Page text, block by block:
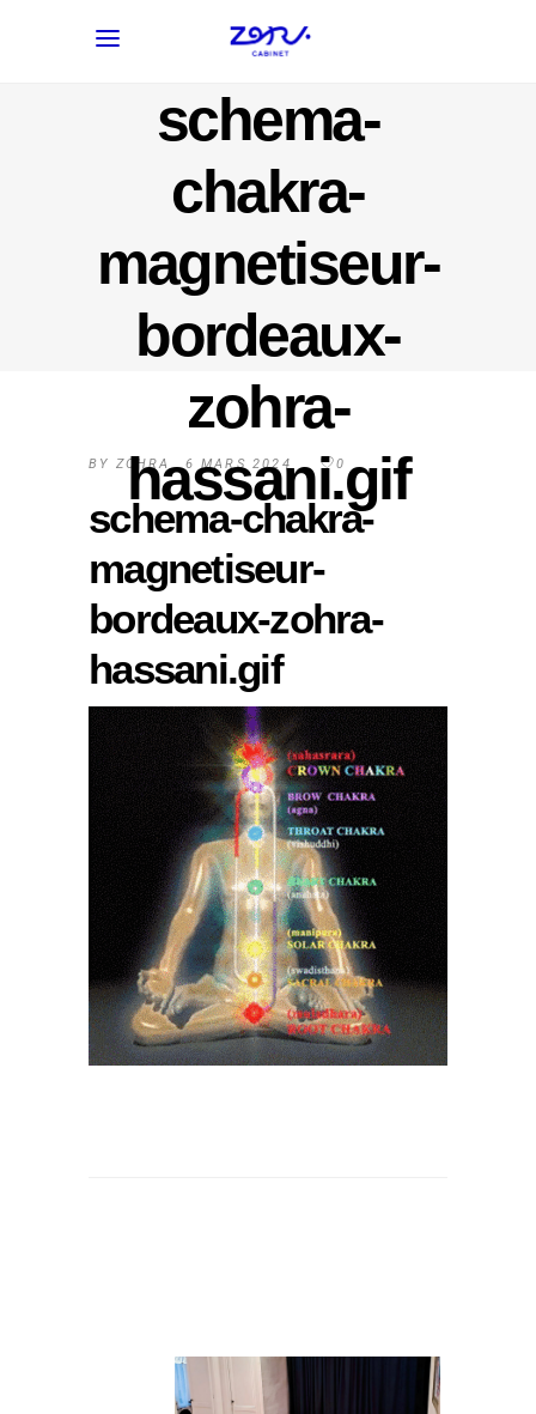
schema-
chakra-
magnetiseur-
bordeaux-
zohra-
hassani.gif
BY ZOHRA 6 MARS 2024 0
schema-chakra-
magnetiseur-
bordeaux-zohra-
hassani.gif